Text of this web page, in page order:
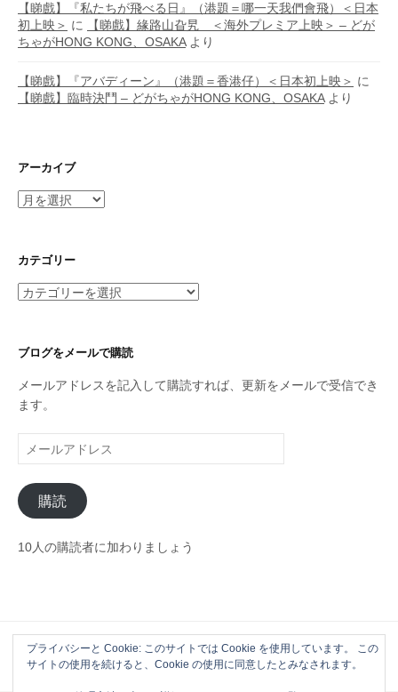
【睇戲】『私たちが飛べる日』（港題＝哪一天我們會飛）＜日本
初上映＞ に
【睇戲】緣路山旮旯 ＜海外プレミア上映＞ – どが
ちゃがHONG KONG、OSAKAより
【睇戲】『アバディーン』（港題＝香港仔）＜日本初上映＞ に
【睇戲】臨時決鬥 – どがちゃがHONG KONG、OSAKAより
アーカイブ
ア
イ
カテゴリー
カ
リ
ブログをメールで購読
メールアドレスを記入して購読すれば、更新をメールで受信でき
ます。
ー
ル
ア
ド
レ
購読
10人の購読者に加わりましょう
Powered byWordPress | Theme byThemehaus
プライバシーと Cookie: このサイトでは Cookie を使用しています。 この
サイトの使用を続けると、Cookie の使用に同意したとみなされます。